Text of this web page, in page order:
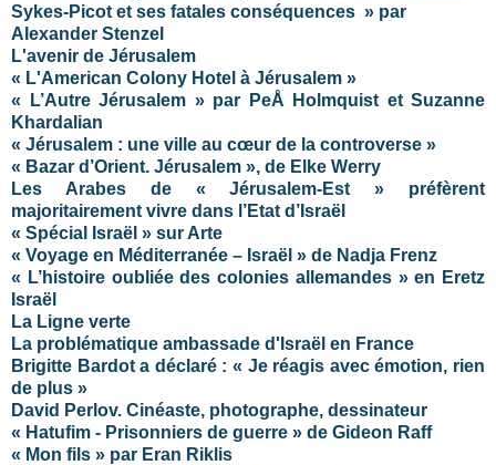
Sykes-Picot et ses fatales conséquences » par
Alexander Stenzel
L'avenir de Jérusalem
« L'American Colony Hotel à Jérusalem »
« L’Autre Jérusalem » par PeÅ Holmquist et Suzanne
Khardalian
« Jérusalem : une ville au cœur de la controverse »
« Bazar d’Orient. Jérusalem », de Elke Werry
Les Arabes de « Jérusalem-Est » préfèrent
majoritairement vivre dans l’Etat d’Israël
« Spécial Israël » sur Arte
« Voyage en Méditerranée – Israël » de Nadja Frenz
« L’histoire oubliée des colonies allemandes » en Eretz
Israël
La Ligne verte
La problématique ambassade d'Israël en France
Brigitte Bardot a déclaré : « Je réagis avec émotion, rien
de plus »
David Perlov. Cinéaste, photographe, dessinateur
« Hatufim - Prisonniers de guerre » de Gideon Raff
« Mon fils » par Eran Riklis